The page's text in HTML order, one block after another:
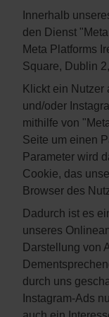
Innerhalb
den Dienst
Meta Platforms
Square, Dublin
Klickt ein Nutzer
und/oder
mithilfe von
Seite um einen
Parameter wird
Cookie, das
Browser des
Dadurch ist es
unseres
Darstellung von
durch uns
Instagram-Ads